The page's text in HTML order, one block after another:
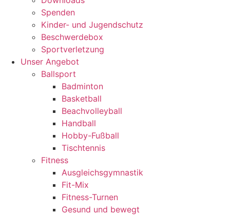
Spenden
Kinder- und Jugendschutz
Beschwerdebox
Sportverletzung
Unser Angebot
Ballsport
Badminton
Basketball
Beachvolleyball
Handball
Hobby-Fußball
Tischtennis
Fitness
Ausgleichsgymnastik
Fit-Mix
Fitness-Turnen
Gesund und bewegt